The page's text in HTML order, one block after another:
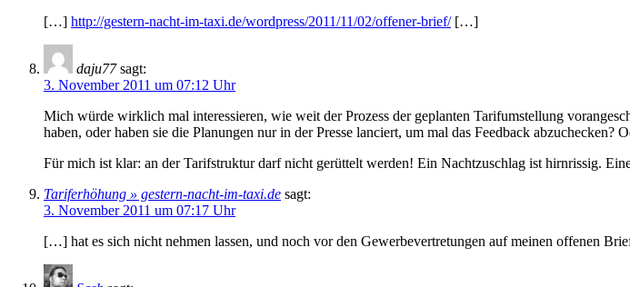
[…] http://gestern-nacht-im-taxi.de/wordpress/2011/11/02/offener-brief/[…]
daju77 sagt:
3. November 2011 um 07:12 Uhr
Mich würde wirklich mal interessieren, wie weit der Prozess der geplanten Tarifumstellung
haben, oder haben sie die Planungen nur in der Presse lanciert, um mal das Feedback
Für mich ist klar: an der Tarifstruktur darf nicht gerüttelt werden! Ein Nachtzuschlag ist hirnrissig.
Tariferhöhung » gestern-nacht-im-taxi.de sagt:
3. November 2011 um 07:17 Uhr
[…] hat es sich nicht nehmen lassen, und noch vor den Gewerbevertretungen auf meinen offenen